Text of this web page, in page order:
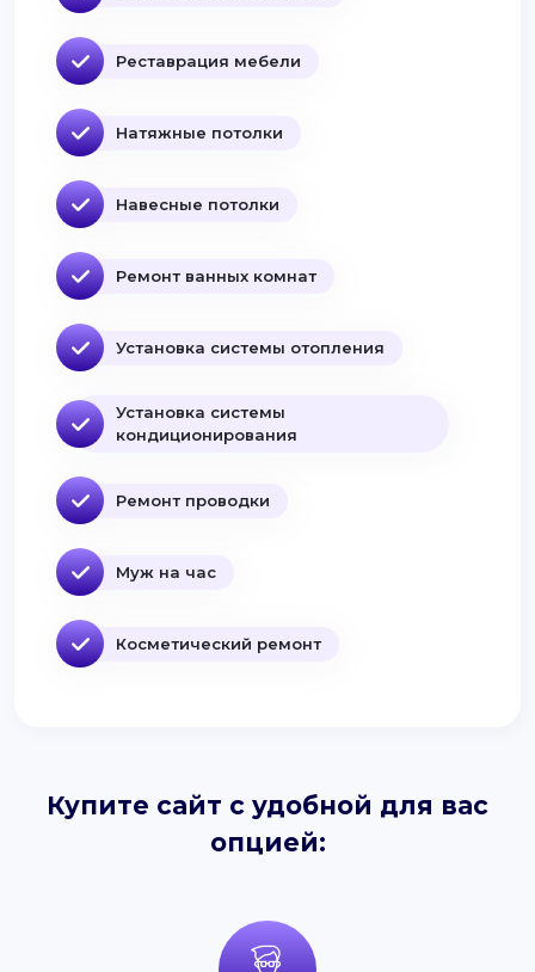
Реставрация мебели
Натяжные потолки
Навесные потолки
Ремонт ванных комнат
Установка системы отопления
Установка системы
кондиционирования
Ремонт проводки
Муж на час
Косметический ремонт
Купите сайт с удобной для вас
опцией: